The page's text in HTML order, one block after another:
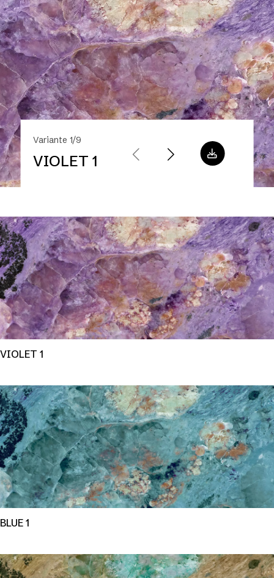
Variante 1/9
VIOLET 1
VIOLET 1
BLUE 1